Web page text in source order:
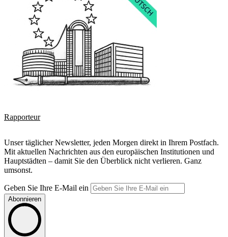
Rapporteur
Unser täglicher Newsletter, jeden Morgen direkt in Ihrem Postfach.
Mit aktuellen Nachrichten aus den europäischen Institutionen und
Hauptstädten – damit Sie den Überblick nicht verlieren. Ganz
umsonst.
Geben Sie Ihre E-Mail ein
Abonnieren